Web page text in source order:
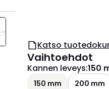
Katso
Vaihtoehdot
Kannen leveys:150
150 mm 200 mm